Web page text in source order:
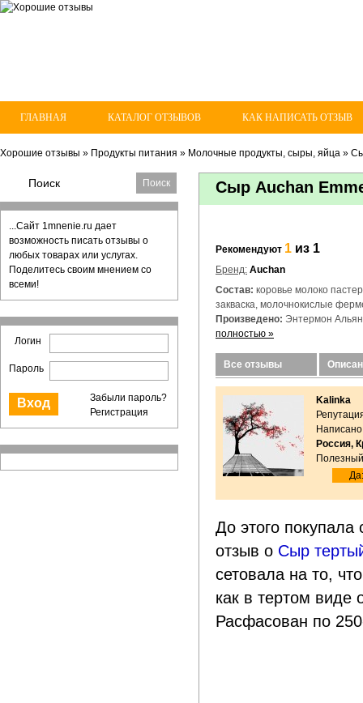
ГЛАВНАЯ КАТАЛОГ ОТЗЫВОВ КАК НАПИСАТЬ ОТЗЫВ
Хорошие отзывы » Продукты питания » Молочные продукты, сыры, яйца »
...Сайт 1mnenie.ru дает
возможность писать отзывы о
любых товарах или услугах.
Поделитесь своим мнением со
всеми!
Логин
Пароль
Забыли пароль?
Регистрация
Сыр Auchan
Рекомендуют 1 из 1
Бренд: Auchan
Состав: коровье молоко
закваска, молочнокислые
Произведено: Энтермон
полностью »
Все отзывы
Kalinka
Россия,
До этого
отзыв о Сыр
сетовала на то,
как в тертом виде
Расфасован по